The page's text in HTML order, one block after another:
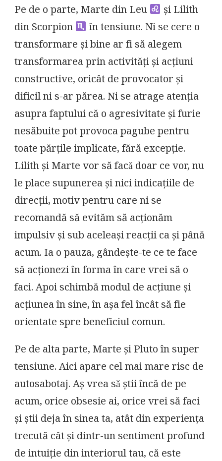
Pe de o parte, Marte din Leu
și Lilith
din Scorpion
în tensiune. Ni se cere o
transformare și bine ar fi să alegem
transformarea prin activități și acțiuni
constructive, oricât de provocator și
dificil ni s-ar părea. Ni se atrage atenția
asupra faptului că o agresivitate și furie
nesăbuite pot provoca pagube pentru
toate părțile implicate, fără excepție.
Lilith și Marte vor să facǎ doar ce vor, nu
le place supunerea și nici indicațiile de
direcții, motiv pentru care ni se
recomandă să evităm să acționăm
impulsiv și sub aceleași reacții ca și până
acum. Ia o pauza, gândește-te ce te face
să acționezi în forma în care vrei să o
faci. Apoi schimbă modul de acțiune și
acțiunea în sine, în așa fel încât să fie
orientate spre beneficiul comun.
Pe de alta parte, Marte și Pluto în super
tensiune. Aici apare cel mai mare risc de
autosabotaj. Aș vrea sǎ știi încă de pe
acum, orice obsesie ai, orice vrei să faci
și știi deja în sinea ta, atât din experiența
trecută cât și dintr-un sentiment profund
de intuiție din interiorul tau, că este